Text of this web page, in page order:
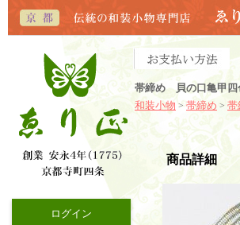
帯締め 貝の口亀甲
和装小物 > 帯締め >
ログイン
商品詳細